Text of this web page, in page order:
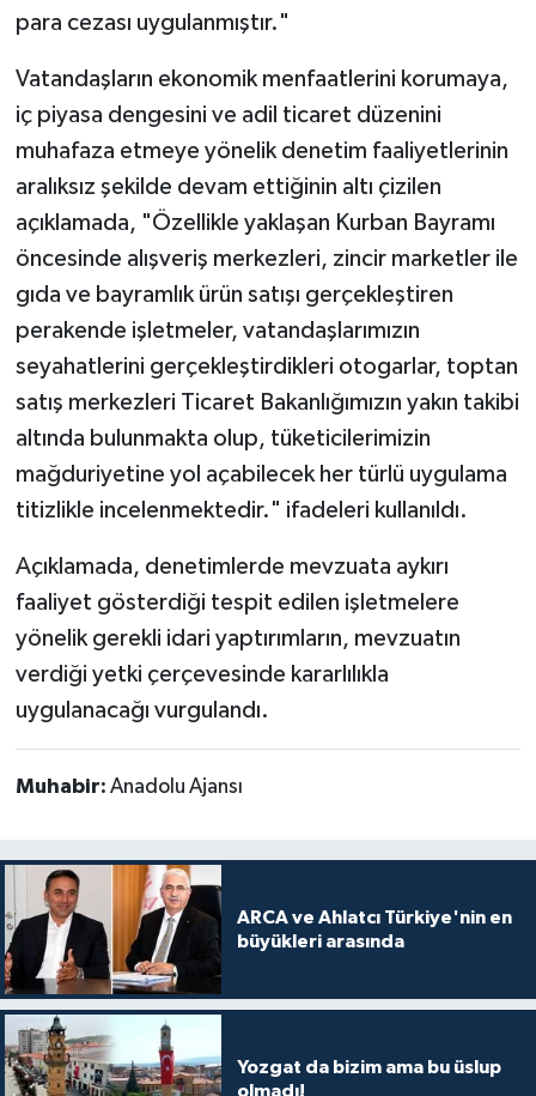
para cezası uygulanmıştır."
Vatandaşların ekonomik menfaatlerini korumaya,
iç piyasa dengesini ve adil ticaret düzenini
muhafaza etmeye yönelik denetim faaliyetlerinin
aralıksız şekilde devam ettiğinin altı çizilen
açıklamada, "Özellikle yaklaşan Kurban Bayramı
öncesinde alışveriş merkezleri, zincir marketler ile
gıda ve bayramlık ürün satışı gerçekleştiren
perakende işletmeler, vatandaşlarımızın
seyahatlerini gerçekleştirdikleri otogarlar, toptan
satış merkezleri Ticaret Bakanlığımızın yakın takibi
altında bulunmakta olup, tüketicilerimizin
mağduriyetine yol açabilecek her türlü uygulama
titizlikle incelenmektedir." ifadeleri kullanıldı.
Açıklamada, denetimlerde mevzuata aykırı
faaliyet gösterdiği tespit edilen işletmelere
yönelik gerekli idari yaptırımların, mevzuatın
verdiği yetki çerçevesinde kararlılıkla
uygulanacağı vurgulandı.
Muhabir: Anadolu Ajansı
ARCA ve Ahlatcı Türkiye'nin en
büyükleri arasında
Yozgat da bizim ama bu üslup
olmadı!